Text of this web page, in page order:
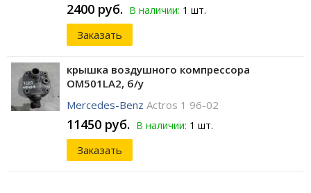
2400 руб. В наличии: 1 шт.
Заказать
крышка воздушного компрессора
OM501LA2, б/у
Mercedes-Benz Actros 1 96-02
11450 руб. В наличии: 1 шт.
Заказать